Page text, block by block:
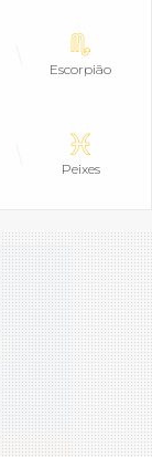
Escorpião
Peixes